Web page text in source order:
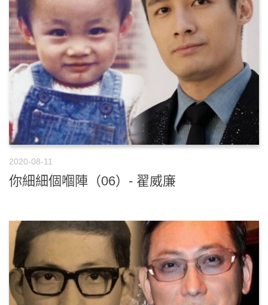
2020-08-11
你細細個嗰陣（06）- 翟威廉